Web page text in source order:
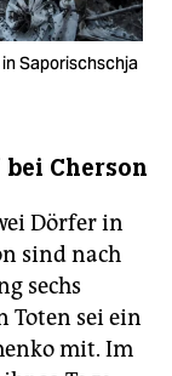
Saporischschja
Cherson
Dörfer in
sind nach
sechs
Toten sei ein
mit. Im